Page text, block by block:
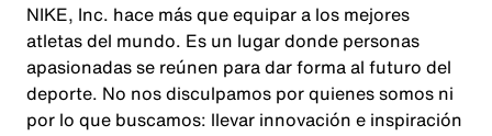
NIKE, Inc. hace más que equipar a los mejores
atletas del mundo. Es un lugar donde personas
apasionadas se reúnen para dar forma al futuro del
deporte. No nos disculpamos por quienes somos ni
por lo que buscamos: llevar innovación e inspiración